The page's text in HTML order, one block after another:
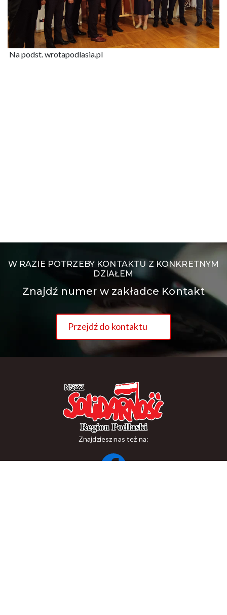
Na podst. wrotapodlasia.pl
W RAZIE POTRZEBY KONTAKTU Z KONKRETNYM
DZIAŁEM
Znajdź numer w zakładce Kontakt
Przejdź do kontaktu
Znajdziesz nas też na: